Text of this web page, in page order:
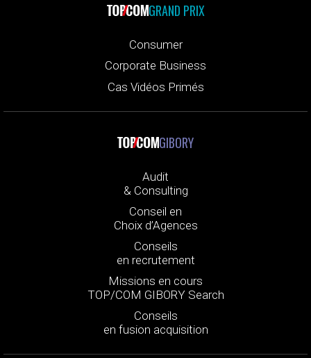
GRAND PRIX
Consumer
Corporate Business
Cas Vidéos Primés
GIBORY
Audit
& Consulting
Conseil en
Choix d’Agences
Conseils
en recrutement
Missions en cours
TOP/COM GIBORY Search
Conseils
en fusion acquisition